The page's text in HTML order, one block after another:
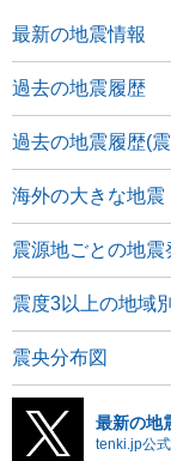
最新の地震情報
過去の地震履歴
過去の地震履歴(
海外の大きな地震
震源地ごとの地震
震度3以上の地域
震央分布図
最新の地
tenki.jp公